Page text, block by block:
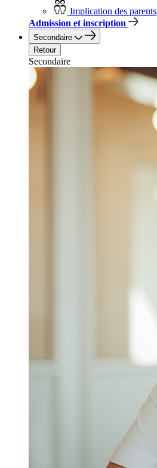
Implication des parents
Admission et inscription
Secondaire
Retour
Secondaire